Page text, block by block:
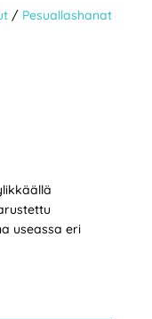
/ Pesuallashanat
€
useassa eri